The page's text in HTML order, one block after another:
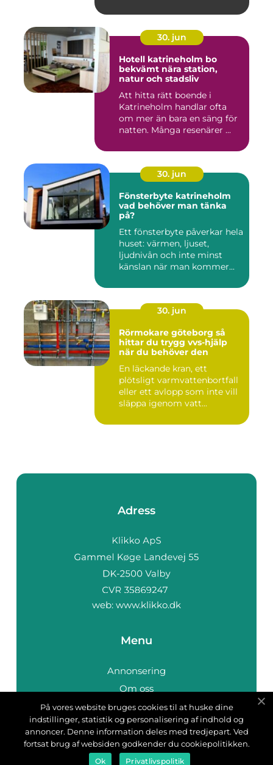
30. jun
Hotell katrineholm bo
bekvämt nära station,
natur och stadsliv
Att hitta rätt boende i
Katrineholm handlar ofta
om mer än bara en säng för
natten. Många resenärer ...
30. jun
Fönsterbyte katrineholm
vad behöver man tänka
på?
Ett fönsterbyte påverkar hela
huset: värmen, ljuset,
ljudnivån och inte minst
känslan när man kommer...
30. jun
Rörmokare göteborg så
hittar du trygg vvs-hjälp
när du behöver den
En läckande kran, ett
plötsligt varmvattenbortfall
eller ett avlopp som inte vill
släppa igenom vatt...
Adress
web: www.klikko.dk
Menu
Annonsering
Om oss
Cookies
Kontakta oss
Sitemap
På vores website bruges cookies til at huske dine
indstillinger, statistik og personalisering af indhold og
annoncer. Denne information deles med tredjepart. Ved
fortsat brug af websiden godkender du cookiepolitikken.
Ok Privatlivspolitik